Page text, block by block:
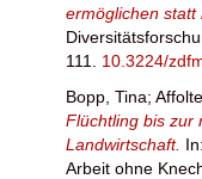
ermöglichen statt
111. 10.3224/
Bopp, Tina;
Flüchtling bis zur
Landwirtschaft. In:
Arbeit ohne